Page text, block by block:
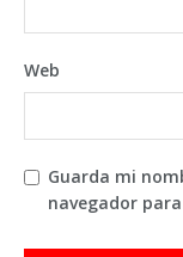
Web
Guarda mi
navegador